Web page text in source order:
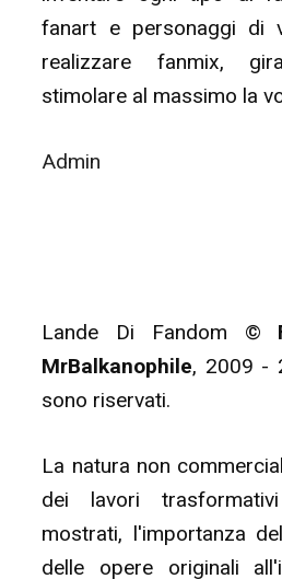
fanart e personaggi di
realizzare fanmix,
stimolare al massimo la
Admin
Lande Di Fandom ©
MrBalkanophile, 2009 -
sono riservati.
La natura non
dei lavori
mostrati, l'importanza
delle opere originali